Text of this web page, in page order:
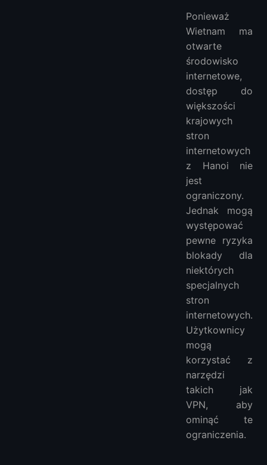
Ponieważ
Wietnam ma
otwarte
środowisko
internetowe,
dostęp do
większości
krajowych
stron
internetowych
z Hanoi nie
jest
ograniczony.
Jednak mogą
występować
pewne ryzyka
blokady dla
niektórych
specjalnych
stron
internetowych.
Użytkownicy
mogą
korzystać z
narzędzi
takich jak
VPN, aby
ominąć te
ograniczenia.